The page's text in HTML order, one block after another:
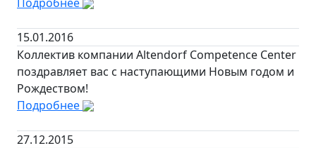
15.01.2016
Коллектив компании Altendorf Competence Center
поздравляет вас с наступающими Новым годом и
Рождеством!
Подробнее
27.12.2015